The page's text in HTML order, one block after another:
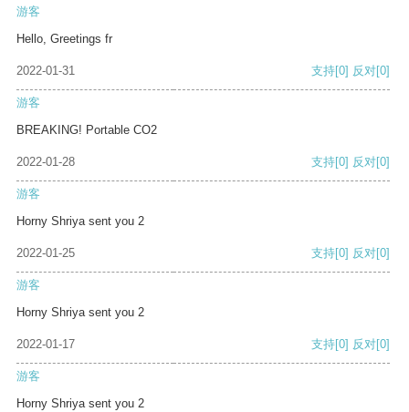
游客
Hello, Greetings fr
2022-01-31 支持[0] 反对[0]
游客
BREAKING! Portable CO2
2022-01-28 支持[0] 反对[0]
游客
Horny Shriya sent you 2
2022-01-25 支持[0] 反对[0]
游客
Horny Shriya sent you 2
2022-01-17 支持[0] 反对[0]
游客
Horny Shriya sent you 2